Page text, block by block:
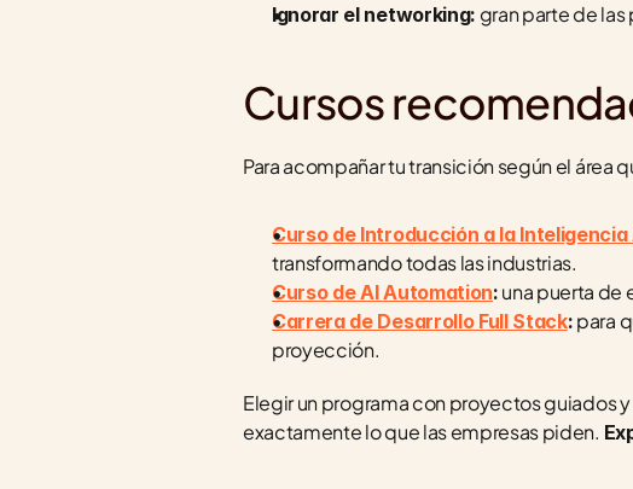
Ignorar el networking: gran parte de
Cursos
Para acompañar tu transición según el área
Curso de Introducción a la
transformando todas las industrias.
Curso de AI Automation: una puerta de
Carrera de Desarrollo Full Stack: para
proyección.
Elegir un programa con proyectos guiados
exactamente lo que las empresas piden.